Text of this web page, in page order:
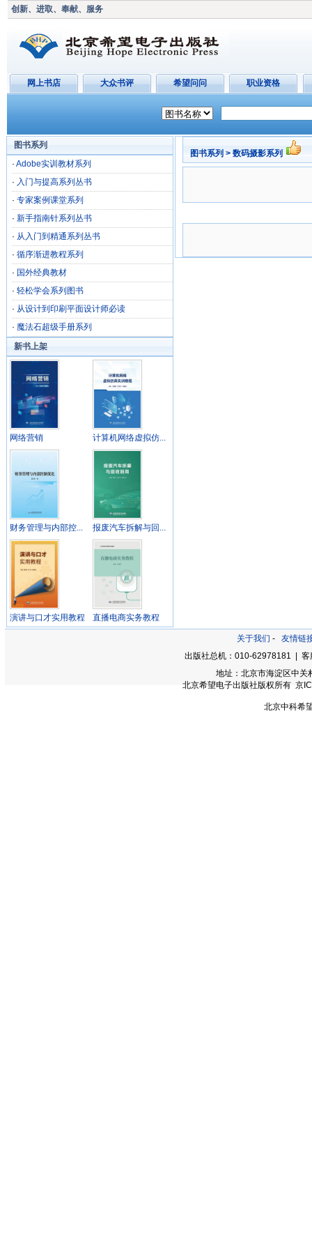
创新、进取、奉献、服务
网上书店 大众书评 希望问问 职业资格
图书系列
· Adobe实训教材系列
· 入门与提高系列丛书
· 专家案例课堂系列
· 新手指南针系列丛书
· 从入门到精通系列丛书
· 循序渐进教程系列
· 国外经典教材
· 轻松学会系列图书
· 从设计到印刷平面设计师必读
· 魔法石超级手册系列
新书上架
网络营销 计算机网络虚拟仿...
财务管理与内部控... 报废汽车拆解与回...
演讲与口才实用教程 直播电商实务教程
图书系列 > 数码摄影系列
关于我们 - 友情链
出版社总机：010-62978181 |
地址：北京市海淀区中关
北京希望电子出版社版权所有 京
北京中科希